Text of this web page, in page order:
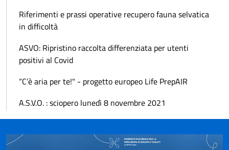
Riferimenti e prassi operative recupero fauna selvatica
in difficoltà
ASVO: Ripristino raccolta differenziata per utenti
positivi al Covid
“C’è aria per te!" - progetto europeo Life PrepAIR
A.S.V.O. : sciopero lunedì 8 novembre 2021